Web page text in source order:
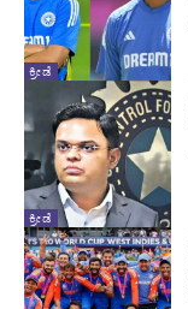
ಕ್ರೀಡೆ
ಕ್ರೀಡೆ